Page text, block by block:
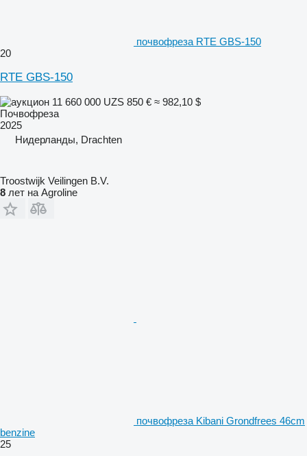
почвофреза RTE GBS-150
20
RTE GBS-150
11 660 000 UZS 850 € ≈ 982,10 $
Почвофреза
2025
Нидерланды, Drachten
Troostwijk Veilingen B.V.
8 лет на Agroline
почвофреза Kibani Grondfrees 46cm
benzine
25